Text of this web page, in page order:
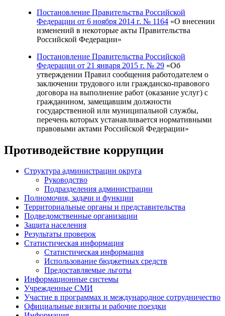
Постановление Правительства Российской
Федерации от 6 ноября 2014 г. № 1164 «О внесении
изменений в некоторые акты Правительства
Российской Федерации»
Постановление Правительства Российской
Федерации от 21 января 2015 г. № 29 «Об
утверждении Правил сообщения работодателем о
заключении трудового или гражданско-правового
договора на выполнение работ (оказание услуг) с
гражданином, замещавшим должности
государственной или муниципальной службы,
перечень которых устанавливается нормативными
правовыми актами Российской Федерации»
Противодействие коррупции
Структура администрации округа
Руководство
Подразделения администрации
Полномочия, задачи и функции
Территориальные органы и представительства
Подведомственные организации
Защита населения
Результаты проверок
Статистическая информация
Статистическая информация
Использование бюджетных средств
Предоставляемые льготы
Информационные системы
Учрежденные СМИ
Участие в программах и международное сотрудничество
Официальные визиты и рабочие поездки